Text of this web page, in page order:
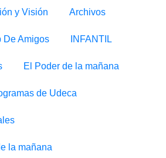
y Visión Archivos
De Amigos INFANTIL
El Poder de la mañana
de Udeca
la mañana